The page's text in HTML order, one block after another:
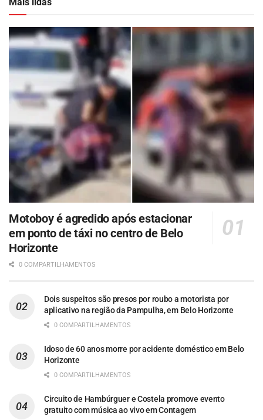
Motoboy é agredido após estacionar
em ponto de táxi no centro de Belo
Horizonte
0 COMPARTILHAMENTOS
Dois suspeitos são presos por roubo a motorista por
aplicativo na região da Pampulha, em Belo Horizonte
0 COMPARTILHAMENTOS
Idoso de 60 anos morre por acidente doméstico em Belo
Horizonte
0 COMPARTILHAMENTOS
Circuito de Hambúrguer e Costela promove evento
gratuito com música ao vivo em Contagem